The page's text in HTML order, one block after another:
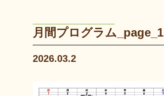
月間プログラム_page_1
2026.03.2